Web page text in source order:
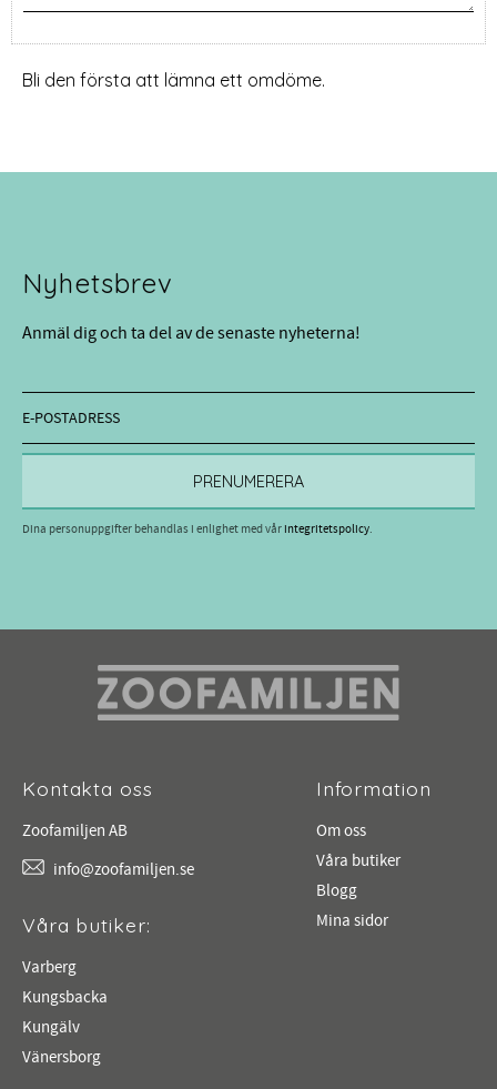
Bli den första att lämna ett omdöme.
Nyhetsbrev
Anmäl dig och ta del av de senaste nyheterna!
PRENUMERERA
Dina personuppgifter behandlas i enlighet med vårintegritetspolicy.
Kontakta oss
Zoofamiljen AB
info@zoofamiljen.se
Våra butiker:
Varberg
Kungsbacka
Kungälv
Vänersborg
Information
Om oss
Våra butiker
Blogg
Mina sidor